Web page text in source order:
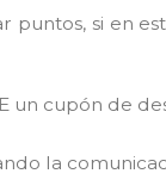
puntos, si en
un cupón de
la